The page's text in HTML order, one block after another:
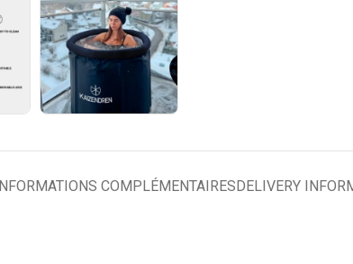
INFORMATIONS COMPLÉMENTAIRES DELIVERY